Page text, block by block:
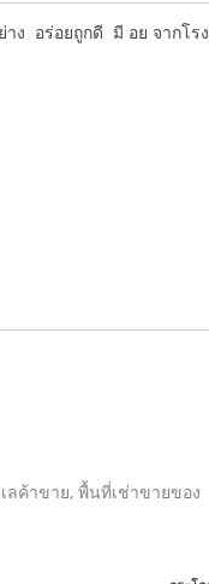
ง อร่อยถูกดี มี อย จากโร
ลค้าขาย, พื้นที่เช่าขายของ